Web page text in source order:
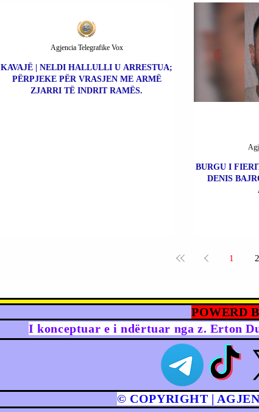
KAVAJË | NELDI HALLULLI U ARRESTUA;
PËRPJEKE PËR VRASJEN ME ARMË
ZJARRI TË INDRIT RAMËS.
Agjencia Telegrafike Vox
BURGU I
DENIS
1 2
POWERD
I konceptuar e i ndërtuar nga z. Erton
© COPYRIGHT |